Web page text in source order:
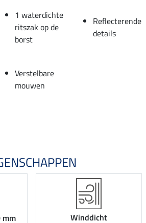
1 waterdichte
ritszak op de
borst
Reflecterende
details
Verstelbare
mouwen
Winddicht